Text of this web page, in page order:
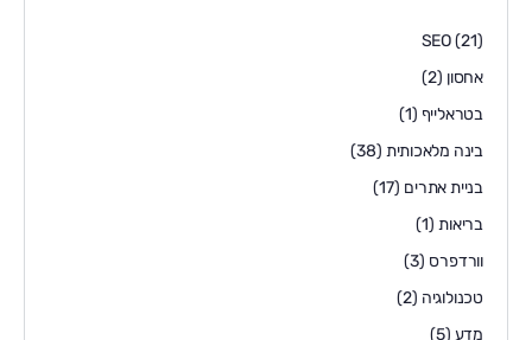
SEO(21)
אחסון (2)
בטראלייף (1)
בינה מלאכותית (38)
בניית אתרים (17)
בריאות(1)
וורדפרס (3)
טכנולוגיה (2)
מדע (5)